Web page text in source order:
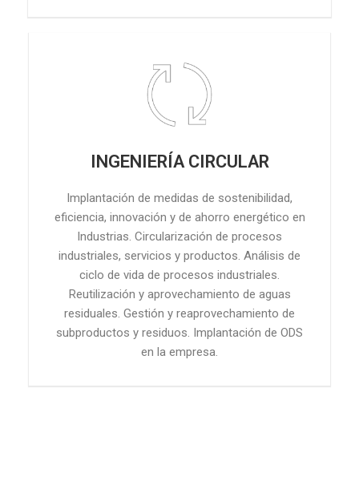
INGENIERÍA CIRCULAR
Implantación de medidas de sostenibilidad,
eficiencia, innovación y de ahorro energético en
Industrias. Circularización de procesos
industriales, servicios y productos. Análisis de
ciclo de vida de procesos industriales.
Reutilización y aprovechamiento de aguas
residuales. Gestión y reaprovechamiento de
subproductos y residuos. Implantación de ODS
en la empresa.